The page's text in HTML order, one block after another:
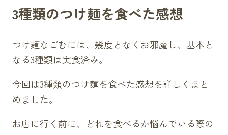
3種類のつけ麺を食べた感想
つけ麺なごむには、幾度となくお邪魔し、基本と
なる3種類は実食済み。
今回は3種類のつけ麺を食べた感想を詳しくまと
めました。
お店に行く前に、どれを食べるか悩んでいる際の